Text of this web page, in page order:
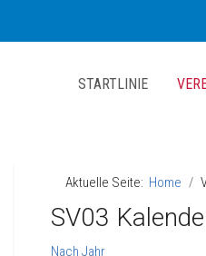
STARTLINIE
Aktuelle Seite: Home
SV03
Nach Jahr